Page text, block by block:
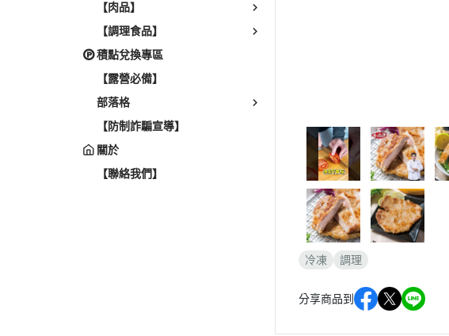
【肉品】
【調理食品】
積點兌換專區
【露營必備】
部落格
【防制詐騙宣導】
關於
【聯絡我們】
冷凍 調理
分享商品到